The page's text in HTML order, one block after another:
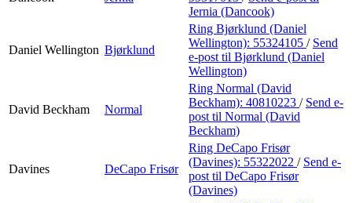
Jernia (Dancook)
Daniel Wellington Bjørklund
Ring Bjørklund (Daniel
Wellington): 55324105 / Send
e-post til Bjørklund (Daniel
Wellington)
David Beckham Normal
Ring Normal (David
Beckham): 40810223 / Send e-
post til Normal (David
Beckham)
Davines DeCapo Frisør
Ring DeCapo Frisør
(Davines): 55322022 / Send e-
post til DeCapo Frisør
(Davines)